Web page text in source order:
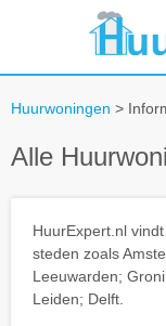
Huurwoningen >
Alle
HuurExpert.nl
steden zoals
Leeuwarden;
Leiden; Delft.